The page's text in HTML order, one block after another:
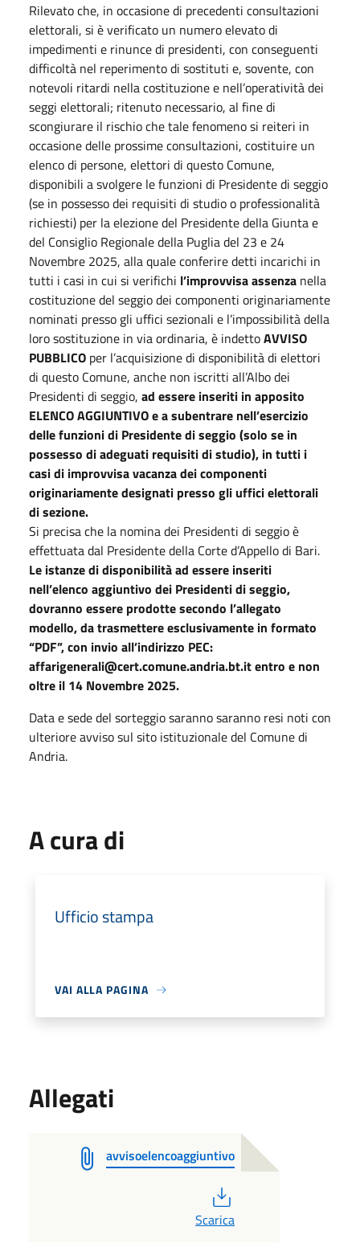
Rilevato che, in occasione di precedenti consultazioni
elettorali, si è verificato un numero elevato di
impedimenti e rinunce di presidenti, con conseguenti
difficoltà nel reperimento di sostituti e, sovente, con
notevoli ritardi nella costituzione e nell’operatività dei
seggi elettorali; ritenuto necessario, al fine di
scongiurare il rischio che tale fenomeno si reiteri in
occasione delle prossime consultazioni, costituire un
elenco di persone, elettori di questo Comune,
disponibili a svolgere le funzioni di Presidente di seggio
(se in possesso dei requisiti di studio o professionalità
richiesti) per la elezione del Presidente della Giunta e
del Consiglio Regionale della Puglia del 23 e 24
Novembre 2025, alla quale conferire detti incarichi in
tutti i casi in cui si verifichi l’improvvisa assenza nella
costituzione del seggio dei componenti originariamente
nominati presso gli uffici sezionali e l’impossibilità della
loro sostituzione in via ordinaria, è indettoAVVISO
PUBBLICO per l’acquisizione di disponibilità di elettori
di questo Comune, anche non iscritti all’Albo dei
Presidenti di seggio, ad essere inseriti in apposito
ELENCO AGGIUNTIVO e a subentrare nell’esercizio
delle funzioni di Presidente di seggio (solo se in
possesso di adeguati requisiti di studio), in tutti i
casi di improvvisa vacanza dei componenti
originariamente designati presso gli uffici elettorali
di sezione.
Si precisa che la nomina dei Presidenti di seggio è
effettuata dal Presidente della Corte d’Appello di Bari.
Le istanze di disponibilità ad essere inseriti
nell’elenco aggiuntivo dei Presidenti di seggio,
dovranno essere prodotte secondo l’allegato
modello, da trasmettere esclusivamente in formato
“PDF”, con invio all’indirizzo PEC:
affarigenerali@cert.comune.andria.bt.it entro e non
oltre il 14 Novembre 2025.
Data e sede del sorteggio saranno saranno resi noti con
ulteriore avviso sul sito istituzionale del Comune di
Andria.
A cura di
Ufficio stampa
VAI ALLA PAGINA
Allegati
avvisoelencoaggiuntivo
Scarica